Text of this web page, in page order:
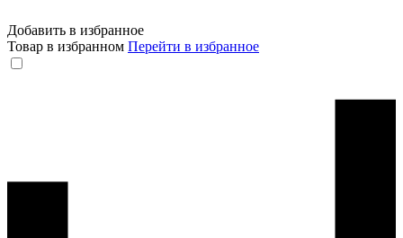
Добавить в избранное
Товар в избранном Перейти в избранное